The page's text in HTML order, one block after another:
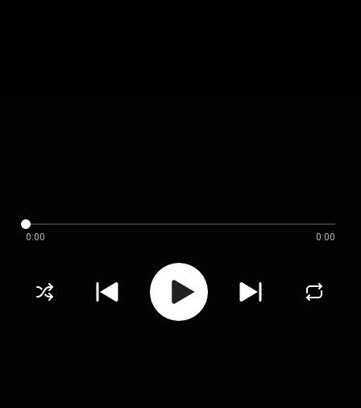
0:00 0:00